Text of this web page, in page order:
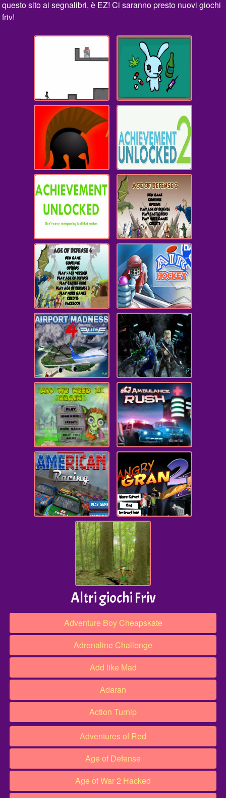
questo sito ai segnalibri, è EZ! Ci saranno presto nuovi giochi
friv!
Altri giochi Friv
Adventure Boy Cheapskate
Adrenaline Challenge
Add like Mad
Adaran
Action Turnip
Adventures of Red
Age of Defense
Age of War 2 Hacked